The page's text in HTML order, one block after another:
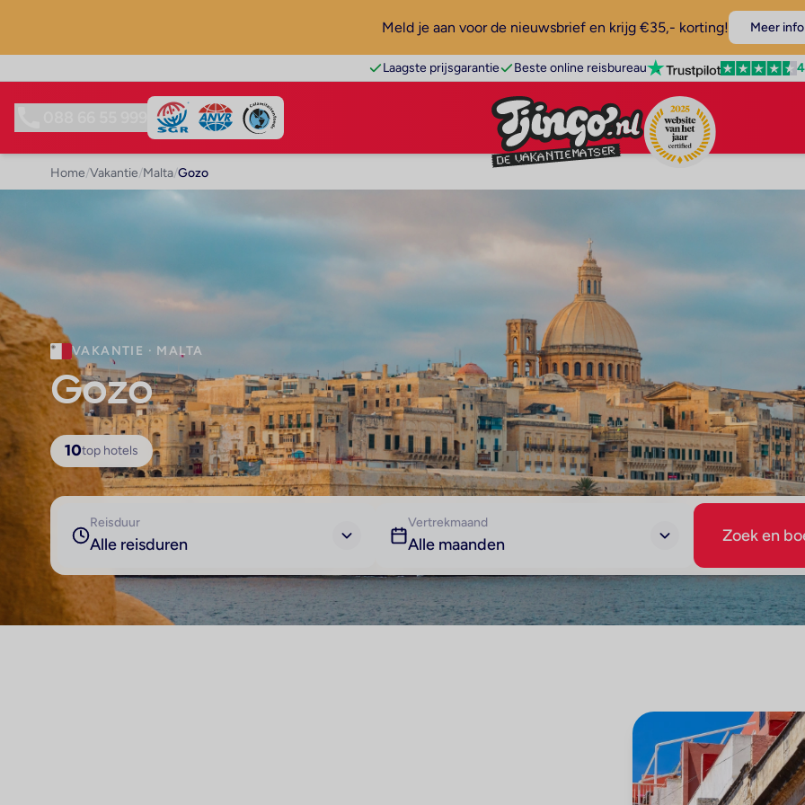
Meld je aan voor de nieuwsbrief en krijg €35,- korting! Meer info
Laagste prijsgarantie Beste online reisbureau
Home/Vakantie/Malta/Gozo
VAKANTIE · MALTA
Gozo
10top hotels
Reisduur
Alle reisduren
Vertrekmaand
Alle maanden Zoek en